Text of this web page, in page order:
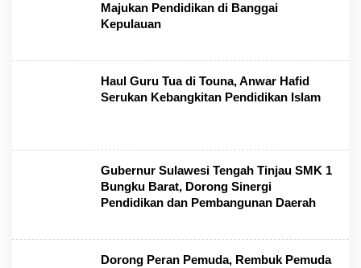
Majukan Pendidikan di Banggai
Kepulauan
Haul Guru Tua di Touna, Anwar Hafid
Serukan Kebangkitan Pendidikan Islam
Gubernur Sulawesi Tengah Tinjau SMK 1
Bungku Barat, Dorong Sinergi
Pendidikan dan Pembangunan Daerah
Dorong Peran Pemuda, Rembuk Pemuda